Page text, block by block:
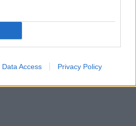
Data Access Privacy Policy